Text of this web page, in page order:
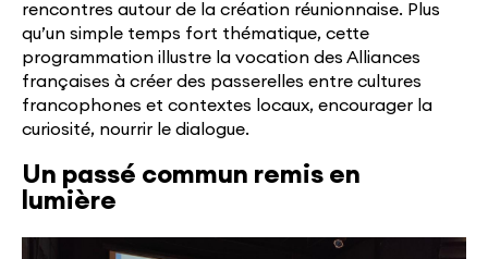
rencontres autour de la création réunionnaise. Plus
qu’un simple temps fort thématique, cette
programmation illustre la vocation des Alliances
françaises à créer des passerelles entre cultures
francophones et contextes locaux, encourager la
curiosité, nourrir le dialogue.
Un passé commun remis en
lumière